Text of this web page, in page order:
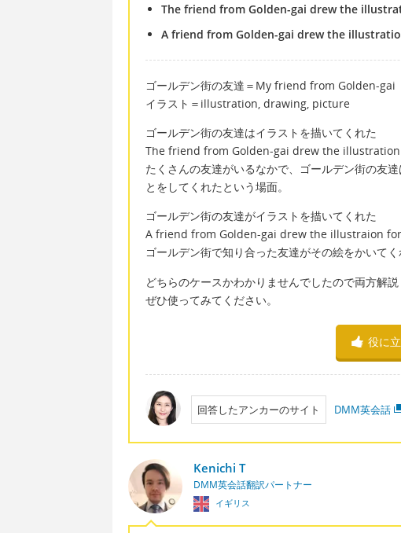
The friend from Golden-gai drew the
A friend from Golden-gai drew the
ゴールデン街の友達＝My friend from Golden-gai
イラスト＝illustration, drawing, picture
ゴールデン街の友達はイラストを描いてくれた
The friend from Golden-gai drew the
たくさんの友達がいるなかで、ゴールデン街の友
とをしてくれたという場面。
ゴールデン街の友達がイラストを描いてくれた
A friend from Golden-gai drew the illustraion
ゴールデン街で知り合った友達がその絵をかいてく
どちらのケースかわかりませんでしたので両方解説
ぜひ使ってみてください。
役に
回答したアンカーのサイト DMM英会話
Kenichi T
DMM英会話翻訳パートナー
イギリス